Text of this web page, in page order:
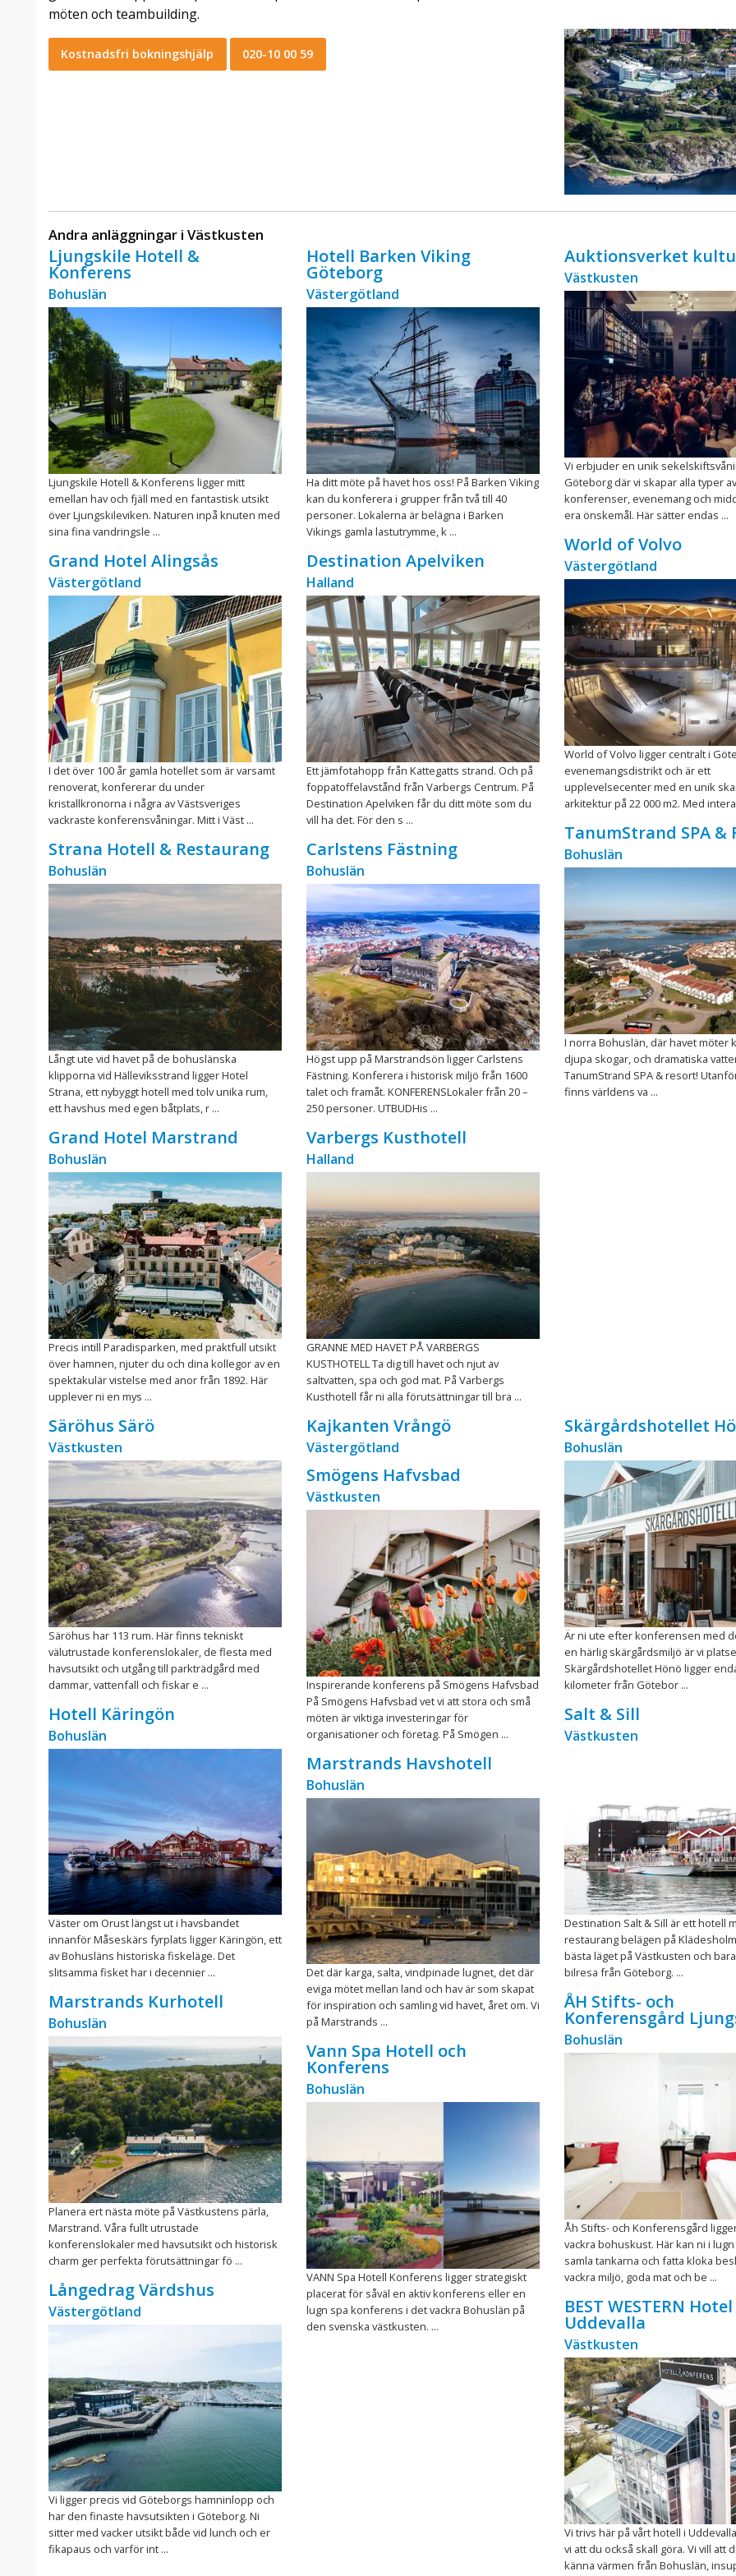
möten och teambuilding.
Kostnadsfri bokningshjälp 020-10 00 59
Andra anläggningar i Västkusten
Ljungskile Hotell &
Konferens
Bohuslän
Ljungskile Hotell & Konferens ligger mitt
emellan hav och fjäll med en fantastisk utsikt
över Ljungskileviken. Naturen inpå knuten med
sina fina vandringsle ...
Grand Hotel Alingsås
Västergötland
I det över 100 år gamla hotellet som är varsamt
renoverat, konfererar du under
kristallkronorna i några av Västsveriges
vackraste konferensvåningar. Mitt i Väst ...
Strana Hotell & Restaurang
Bohuslän
Långt ute vid havet på de bohuslänska
klipporna vid Hälleviksstrand ligger Hotel
Strana, ett nybyggt hotell med tolv unika rum,
ett havshus med egen båtplats, r ...
Grand Hotel Marstrand
Bohuslän
Precis intill Paradisparken, med praktfull utsikt
över hamnen, njuter du och dina kollegor av en
spektakulär vistelse med anor från 1892. Här
upplever ni en mys ...
Hotell Barken Viking
Göteborg
Västergötland
Ha ditt möte på havet hos oss! På Barken Viking
kan du konferera i grupper från två till 40
personer. Lokalerna är belägna i Barken
Vikings gamla lastutrymme, k ...
Destination Apelviken
Halland
Ett jämfotahopp från Kattegatts strand. Och på
foppatoffelavstånd från Varbergs Centrum. På
Destination Apelviken får du ditt möte som du
vill ha det. För den s ...
Carlstens Fästning
Bohuslän
Högst upp på Marstrandsön ligger Carlstens
Fästning. Konferera i historisk miljö från 1600
talet och framåt. KONFERENSLokaler från 20 –
250 personer. UTBUDHis ...
Varbergs Kusthotell
Halland
GRANNE MED HAVET PÅ VARBERGS
KUSTHOTELL Ta dig till havet och njut av
saltvatten, spa och god mat. På Varbergs
Kusthotell får ni alla förutsättningar till bra ...
Auktionsverket
Västkusten
Vi erbjuder en unik
Göteborg där vi skapar alla typer av
konferenser, evenemang och
era önskemål. Här sätter endas ...
World of Volvo
Västergötland
World of Volvo ligger centralt i
evenemangsdistrikt och är ett
upplevelsecenter med en unik
arkitektur på 22 000 m2. Med
TanumStrand SPA &
Bohuslän
I norra Bohuslän, där havet möter
djupa skogar, och dramatiska
TanumStrand SPA & resort!
finns världens va ...
Säröhus Särö
Västkusten
Säröhus har 113 rum. Här finns tekniskt
välutrustade konferenslokaler, de flesta med
havsutsikt och utgång till parkträdgård med
dammar, vattenfall och fiskar e ...
Hotell Käringön
Bohuslän
Väster om Orust längst ut i havsbandet
innanför Måseskärs fyrplats ligger Käringön, ett
av Bohusläns historiska fiskeläge. Det
slitsamma fisket har i decennier ...
Marstrands Kurhotell
Bohuslän
Planera ert nästa möte på Västkustens pärla,
Marstrand. Våra fullt utrustade
konferenslokaler med havsutsikt och historisk
charm ger perfekta förutsättningar fö ...
Långedrag Värdshus
Västergötland
Vi ligger precis vid Göteborgs hamninlopp och
har den finaste havsutsikten i Göteborg. Ni
sitter med vacker utsikt både vid lunch och er
fikapaus och varför int ...
Kajkanten Vrångö
Västergötland
Smögens Hafvsbad
Västkusten
Inspirerande konferens på Smögens Hafvsbad
På Smögens Hafvsbad vet vi att stora och små
möten är viktiga investeringar för
organisationer och företag. På Smögen ...
Marstrands Havshotell
Bohuslän
Det där karga, salta, vindpinade lugnet, det där
eviga mötet mellan land och hav är som skapat
för inspiration och samling vid havet, året om. Vi
på Marstrands ...
Vann Spa Hotell och
Konferens
Bohuslän
VANN Spa Hotell Konferens ligger strategiskt
placerat för såväl en aktiv konferens eller en
lugn spa konferens i det vackra Bohuslän på
den svenska västkusten. ...
Skärgårdshotellet
Bohuslän
Är ni ute efter konferensen med
en härlig skärgårdsmiljö är vi
Skärgårdshotellet Hönö ligger
kilometer från Götebor ...
Salt & Sill
Västkusten
Destination Salt & Sill är ett hotell
restaurang belägen på
bästa läget på Västkusten och
bilresa från Göteborg. ...
ÅH Stifts- och
Konferensgård
Bohuslän
Åh Stifts- och Konferensgård
vackra bohuskust. Här kan ni i
samla tankarna och fatta kloka
vackra miljö, goda mat och be ...
BEST WESTERN
Uddevalla
Västkusten
Vi trivs här på vårt hotell i
vi att du också skall göra. Vi vill att
känna värmen från Bohuslän,